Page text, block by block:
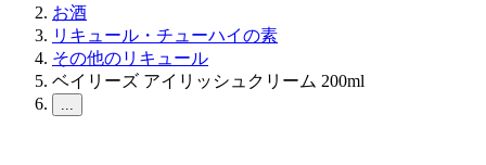
お酒
リキュール・チューハイの素
その他のリキュール
ベイリーズ アイリッシュクリーム 200ml
...